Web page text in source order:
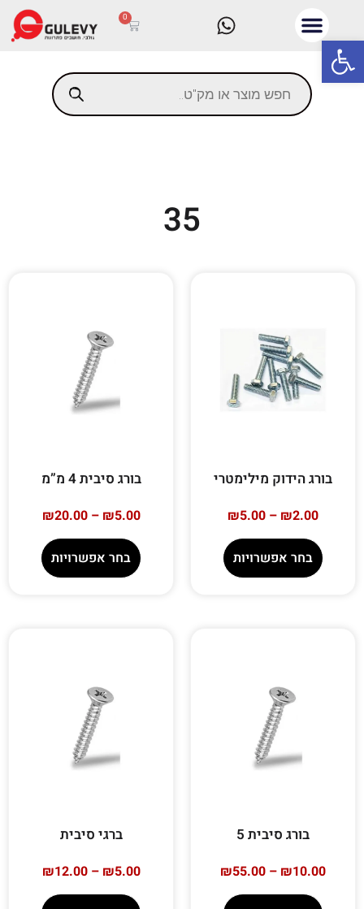
פתח סרגל נגישות
0
35
בורג הידוק מילימטרי
₪2.00
–
₪5.00
בחר אפשרויות
בורג סיבית 4 מ”מ
₪5.00
–
₪20.00
בחר אפשרויות
בורג סיבית 5
₪10.00
–
₪55.00
ברגי סיבית
₪5.00
–
₪12.00